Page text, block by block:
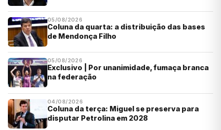
05/08/2026
Coluna da quarta: a distribuição das bases
de Mendonça Filho
05/08/2026
Exclusivo | Por unanimidade, fumaça branca
na federação
04/08/2026
Coluna da terça: Miguel se preserva para
disputar Petrolina em 2028